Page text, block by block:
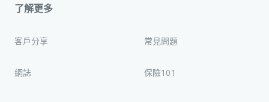
了解更多
客戶分享 常見問題
網誌 保險101